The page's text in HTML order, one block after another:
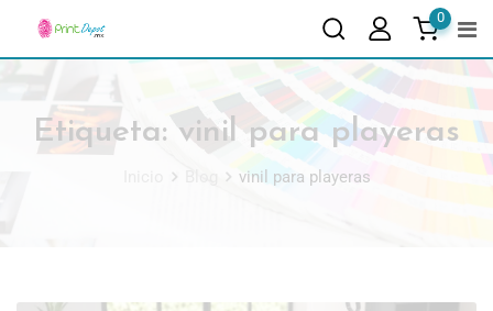
0
Etiqueta: vinil para playeras
vinil para playeras